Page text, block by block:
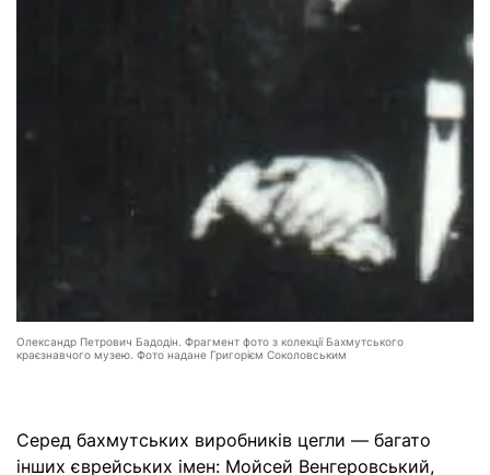
Олександр Петрович Бадодін. Фрагмент фото з колекції Бахмутського
краєзнавчого музею. Фото надане Григорієм Соколовським
Серед бахмутських виробників цегли — багато
інших єврейських імен: Мойсей Венгеровський,